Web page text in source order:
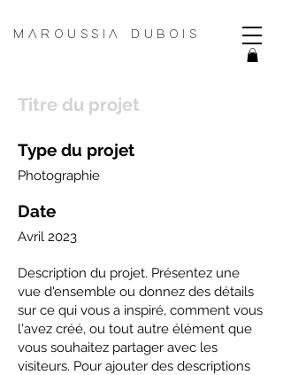
MAROUSSIA DUBOIS
Titre du projet
Type du projet
Photographie
Date
Avril 2023
Description du projet. Présentez une
vue d'ensemble ou donnez des détails
sur ce qui vous a inspiré, comment vous
l'avez créé, ou tout autre élément que
vous souhaitez partager avec les
visiteurs. Pour ajouter des descriptions